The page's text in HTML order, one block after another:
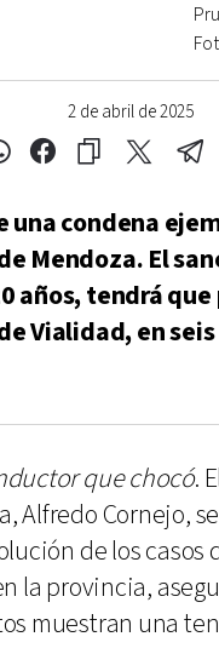
2 de abril de 2025
una condena
Mendoza. El
años, tendrá
Vialidad, en
que chocó.
Alfredo Cornejo,
de los casos
la provincia,
muestran una